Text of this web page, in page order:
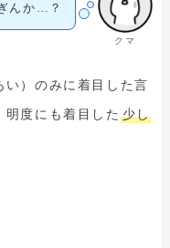
クマ
んか…？
）のみに着目した言
度にも着目した 少し